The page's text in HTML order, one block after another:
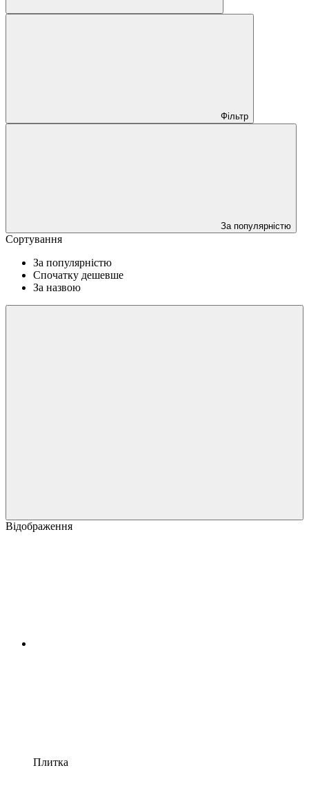
Фільтр
За популярністю
Сортування
За популярністю
Спочатку дешевше
За назвою
Відображення
Плитка